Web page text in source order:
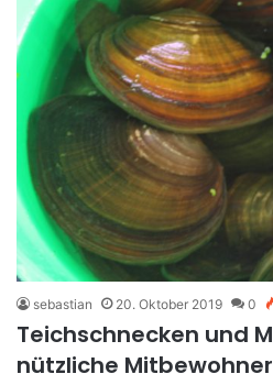
sebastian 20. Oktober 2019 0
Teichschnecken und
nützliche Mitbewohner